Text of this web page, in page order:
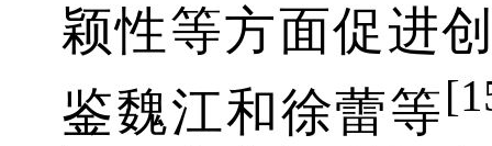
颖性等方面促进
鉴魏江和徐蕾等